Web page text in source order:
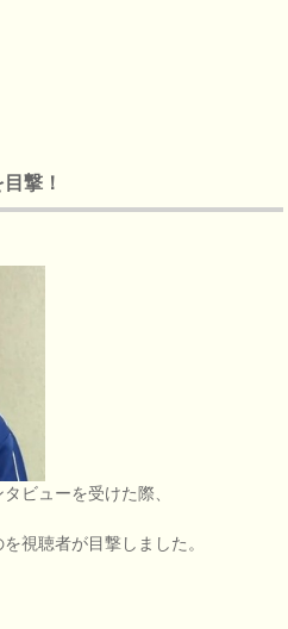
撃！
ビューを受けた際、
視聴者が目撃しました。